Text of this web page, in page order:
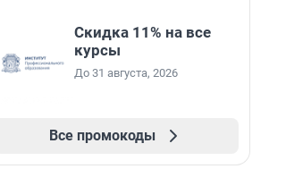
Скидка 11% на все
курсы
До 31 августа, 2026
Все промокоды